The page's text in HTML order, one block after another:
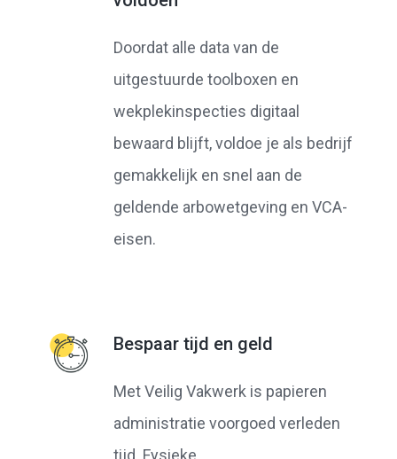
Doordat alle data van de
uitgestuurde toolboxen en
wekplekinspecties digitaal
bewaard blijft, voldoe je als bedrijf
gemakkelijk en snel aan de
geldende arbowetgeving en VCA-
eisen.
Bespaar tijd en geld
Met Veilig Vakwerk is papieren
administratie voorgoed verleden
tijd. Fysieke